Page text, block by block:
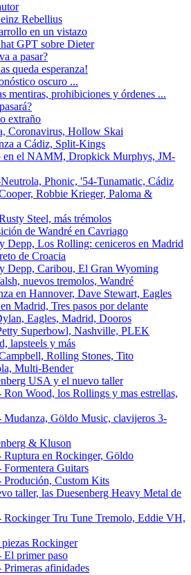
Rebellius
en un vistazo
GPT sobre Dieter
a pasar?
queda esperanza!
oscuro ...
mentiras, prohibiciones y órdenes ...
extraño
Coronavirus, Hollow Skai
a Cádiz, Split-Kings
en el NAMM, Dropkick Murphys, JM-
Phonic, '54-Tunamatic, Cádiz
Robbie Krieger, Paloma &
Steel, más trémolos
de Wandré en Cavriago
Depp, Los Rolling: ceniceros en Madrid
de Croacia
Depp, Caribou, El Gran Wyoming
nuevos tremolos, Wandré
en Hannover, Dave Stewart, Eagles
Madrid, Tres pasos por delante
Eagles, Madrid, Dooros
Superbowl, Nashville, PLEK
lapsteels y más
Rolling Stones, Tito
Multi-Bender
USA y el nuevo taller
Ron Wood, los Rollings y mas estrellas,
Mudanza, Göldo Music, clavijeros 3-
& Kluson
Ruptura en Rockinger, Göldo
Formentera Guitars
Produción, Custom Kits
taller, las Duesenberg Heavy Metal de
Rockinger Tru Tune Tremolo, Eddie VH,
Rockinger
El primer paso
Primeras afinidades